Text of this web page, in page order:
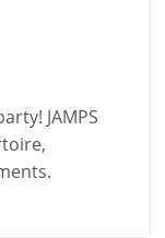
JAMPS